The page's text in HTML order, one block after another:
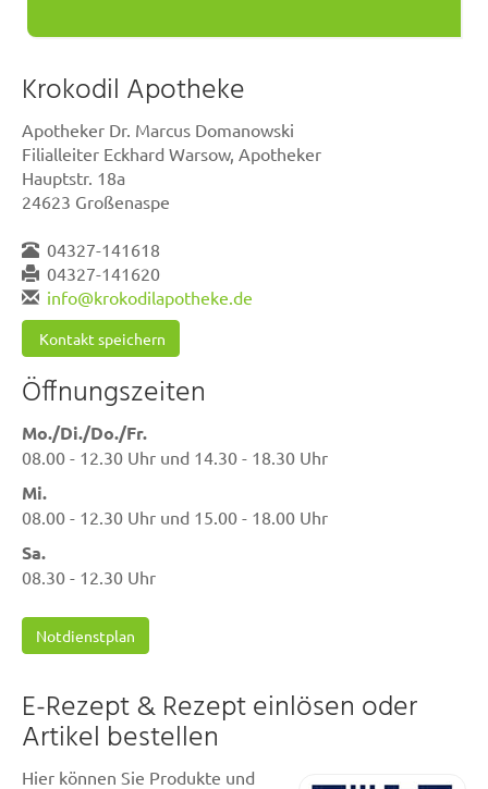
Krokodil Apotheke
Apotheker Dr. Marcus Domanowski
Filialleiter Eckhard Warsow, Apotheker
Hauptstr. 18a
24623 Großenaspe
04327-141618
04327-141620
info@krokodilapotheke.de
Kontakt speichern
Öffnungszeiten
Mo./Di./Do./Fr.
08.00 - 12.30 Uhr und 14.30 - 18.30 Uhr
Mi.
08.00 - 12.30 Uhr und 15.00 - 18.00 Uhr
Sa.
08.30 - 12.30 Uhr
Notdienstplan
E-Rezept & Rezept einlösen oder
Artikel bestellen
Hier können Sie Produkte und